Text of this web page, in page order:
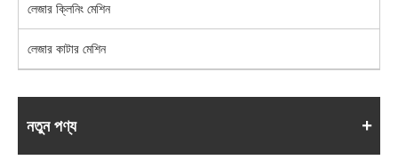
লেজার ক্লিনিং মেশিন
লেজার কাটার মেশিন
নতুন পণ্য